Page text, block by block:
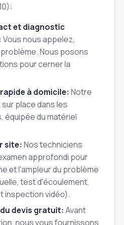
et diagnostic
Vous nous appelez,
Nous posons
pour cerner la
à domicile: Notre
place dans les
équipée du matériel
site: Nos techniciens
approfondi pour
et l'ampleur du problème
test d'écoulement,
inspection vidéo).
devis gratuit: Avant
nous vous fournissons